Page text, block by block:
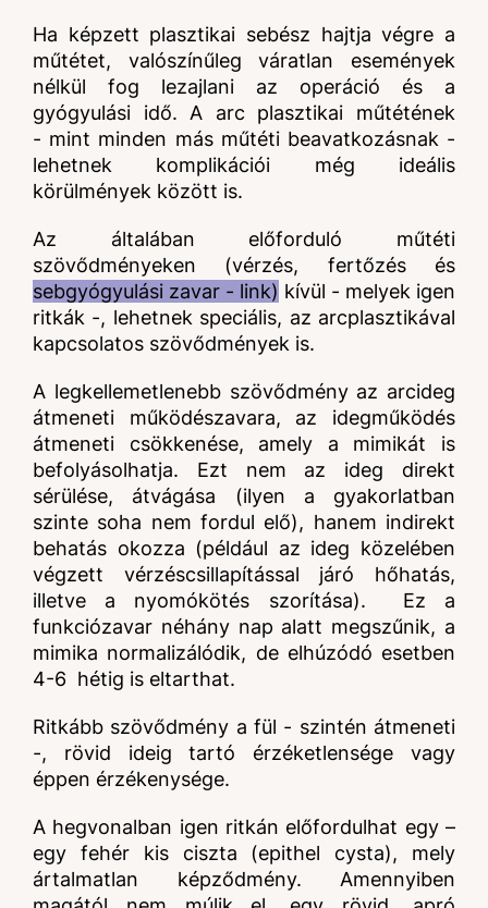
Ha képzett plasztikai sebész hajtja végre a
műtétet, valószínűleg váratlan események
nélkül fog lezajlani az operáció és a
gyógyulási idő. A arc plasztikai műtétének
- mint minden más műtéti beavatkozásnak -
lehetnek komplikációi még ideális
körülmények között is.
Az általában előforduló műtéti
szövődményeken (vérzés, fertőzés és
sebgyógyulási zavar - link) kívül - melyek igen
ritkák -, lehetnek speciális, az arcplasztikával
kapcsolatos szövődmények is.
A legkellemetlenebb szövődmény az arcideg
átmeneti működészavara, az idegműködés
átmeneti csökkenése, amely a mimikát is
befolyásolhatja. Ezt nem az ideg direkt
sérülése, átvágása (ilyen a gyakorlatban
szinte soha nem fordul elő), hanem indirekt
behatás okozza (például az ideg közelében
végzett vérzéscsillapítással járó hőhatás,
illetve a nyomókötés szorítása). Ez a
funkciózavar néhány nap alatt megszűnik, a
mimika normalizálódik, de elhúzódó esetben
4-6 hétig is eltarthat.
Ritkább szövődmény a fül - szintén átmeneti
-, rövid ideig tartó érzéketlensége vagy
éppen érzékenysége.
A hegvonalban igen ritkán előfordulhat egy –
egy fehér kis ciszta (epithel cysta), mely
ártalmatlan képződmény. Amennyiben